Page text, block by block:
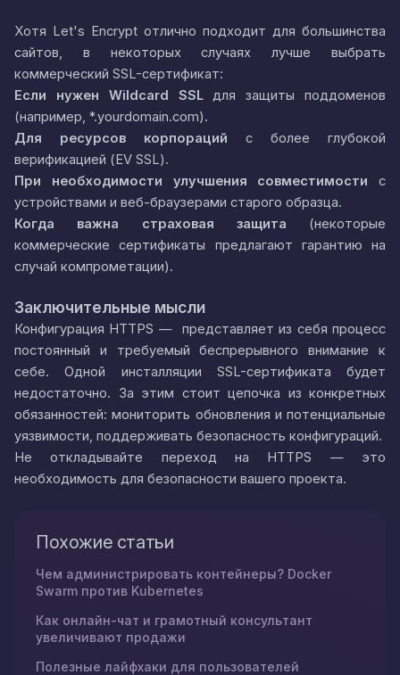
Хотя Let's Encrypt отлично подходит для большинства
сайтов, в некоторых случаях лучше выбрать
коммерческий SSL-сертификат:
Если нужен Wildcard SSLдля защиты поддоменов
(например, *.yourdomain.com).
Для ресурсов корпораций с более глубокой
верификацией (EV SSL).
При необходимости улучшения совместимости с
устройствами и веб-браузерами старого образца.
Когда важна страховая защита (некоторые
коммерческие сертификаты предлагают гарантию на
случай компрометации).
Заключительные мысли
Конфигурация HTTPS — представляет из себя процесс
постоянный и требуемый беспрерывного внимание к
себе. Одной инсталляции SSL-сертификата будет
недостаточно. За этим стоит цепочка из конкретных
обязанностей: мониторить обновления и потенциальные
уязвимости, поддерживать безопасность конфигураций.
Не откладывайте переход на HTTPS — это
необходимость для безопасности вашего проекта.
Похожие статьи
Чем администрировать контейнеры? Docker
Swarm против Kubernetes
Как онлайн-чат и грамотный консультант
увеличивают продажи
Полезные лайфхаки для пользователей